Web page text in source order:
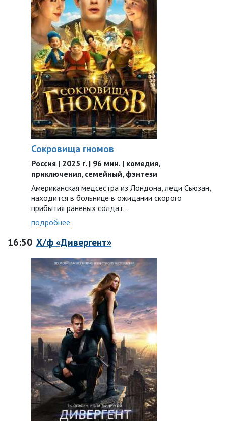
Сокровища гномов
Россия | 2025 г. | 96 мин. | комедия,
приключения, семейный, фэнтези
Американская медсестра из Лондона, леди Сьюзан,
находится в больнице в ожидании скорого
прибытия раненых солдат...
подробнее
16:50 Х/ф «Дивергент»